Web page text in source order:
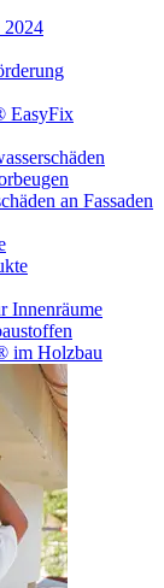
2024
EasyFix
an Fassaden
Innenräume
im Holzbau